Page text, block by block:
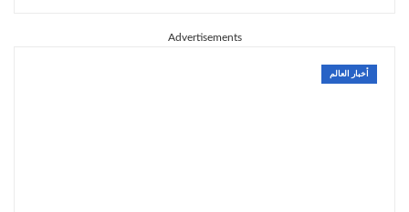
Advertisements
أخبار العالم